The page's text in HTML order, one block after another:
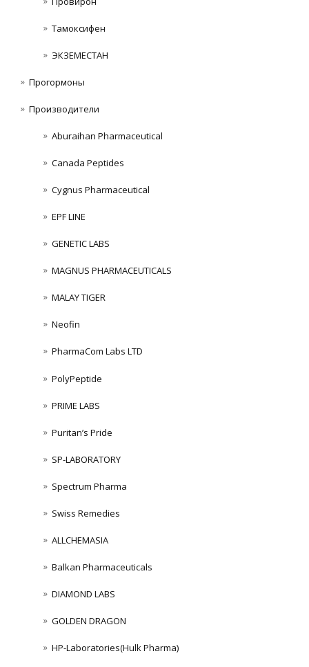
Тамоксифен
ЭКЗЕМЕСТАН
Прогормоны
Производители
Aburaihan Pharmaceutical
Canada Peptides
Cygnus Pharmaceutical
EPF LINE
GENETIC LABS
MAGNUS PHARMACEUTICALS
MALAY TIGER
Neofin
PharmaCom Labs LTD
PolyPeptide
PRIME LABS
Puritan’s Pride
SP-LABORATORY
Spectrum Pharma
Swiss Remedies
ALLCHEMASIA
Balkan Pharmaceuticals
DIAMOND LABS
GOLDEN DRAGON
HP-Laboratories(Hulk Pharma)